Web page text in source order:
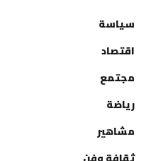
سياسة
اقتصاد
مجتمع
رياضة
مشاهير